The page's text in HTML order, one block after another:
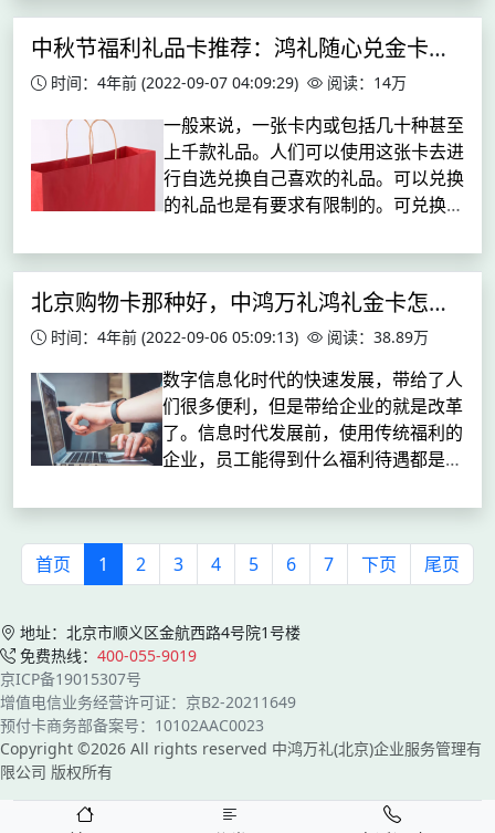
影给...
中秋节福利礼品卡推荐：鸿礼随心兑金卡受欢迎度达95%以上
时间：4年前 (2022-09-07 04:09:29) 阅读：14万
一般来说，一张卡内或包括几十种甚至
上千款礼品。人们可以使用这张卡去进
行自选兑换自己喜欢的礼品。可以兑换
的礼品也是有要求有限制的。可兑换网
品，兑换高于本身价值的礼品补差价兑
送...
北京购物卡那种好，中鸿万礼鸿礼金卡怎么样
时间：4年前 (2022-09-06 05:09:13) 阅读：38.89万
数字信息化时代的快速发展，带给了人
们很多便利，但是带给企业的就是改革
了。信息时代发展前，使用传统福利的
企业，员工能得到什么福利待遇都是规
的好处就是简单，能降低福利制度的制
作成本。...
首页
1 2 3 4 5 6 7 下页 尾页
地址：北京市顺义区金航西路4号院1号楼
免费热线： 400-055-9019
京ICP备19015307号
增值电信业务经营许可证：京B2-20211649
预付卡商务部备案号：10102AAC0023
Copyright ©2026 All rights reserved 中鸿万礼(北京)企业服务管理有
限公司 版权所有